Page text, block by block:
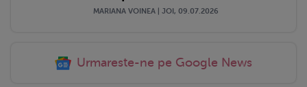
MARIANA VOINEA | JOI, 09.07.2026
Urmareste-ne pe Google News